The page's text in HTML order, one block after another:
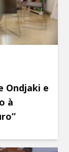
Ondjaki e
à